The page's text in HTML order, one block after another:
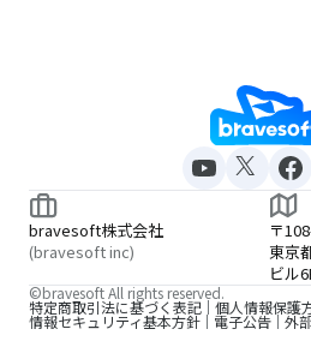
bravesoft株式会社
(bravesoft inc)
〒
東京
ビル
特定商取引法に基づく表記 個人情報保護
情報セキュリティ基本方針 電子公告 外
©bravesoft All rights reserved.